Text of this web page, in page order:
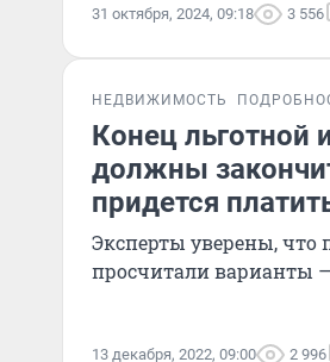
31 октября, 2024, 09:18 3 556
НЕДВИЖИМОСТЬ
Конец льготной
должны
придется
Эксперты уверены, что
просчитали варианты
13 декабря, 2022, 09:00 2 996